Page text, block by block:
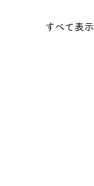
すべて表示